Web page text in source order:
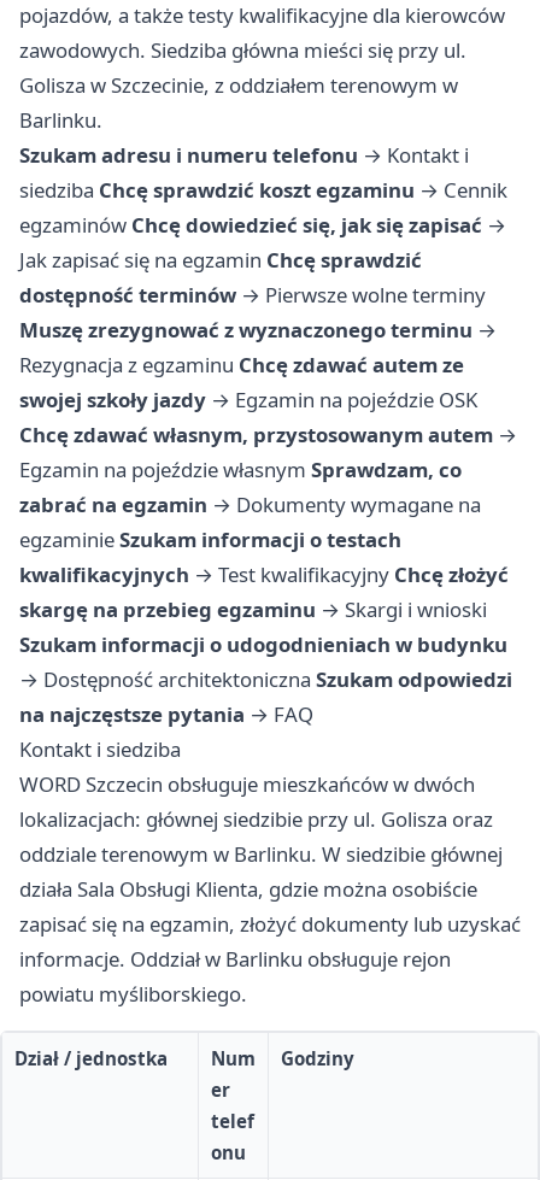
pojazdów, a także testy kwalifikacyjne dla kierowców
zawodowych. Siedziba główna mieści się przy ul.
Golisza w Szczecinie, z oddziałem terenowym w
Barlinku.
Szukam adresu i numeru telefonu → Kontakt i
siedziba Chcę sprawdzić koszt egzaminu → Cennik
egzaminów Chcę dowiedzieć się, jak się zapisać →
Jak zapisać się na egzamin Chcę sprawdzić
dostępność terminów → Pierwsze wolne terminy
Muszę zrezygnować z wyznaczonego terminu →
Rezygnacja z egzaminu Chcę zdawać autem ze
swojej szkoły jazdy → Egzamin na pojeździe OSK
Chcę zdawać własnym, przystosowanym autem →
Egzamin na pojeździe własnym Sprawdzam, co
zabrać na egzamin → Dokumenty wymagane na
egzaminieSzukam informacji o testach
kwalifikacyjnych → Test kwalifikacyjny Chcę złożyć
skargę na przebieg egzaminu → Skargi i wnioski
Szukam informacji o udogodnieniach w budynku
→ Dostępność architektoniczna Szukam odpowiedzi
na najczęstsze pytania → FAQ
Kontakt i siedziba
WORD Szczecin obsługuje mieszkańców w dwóch
lokalizacjach: głównej siedzibie przy ul. Golisza oraz
oddziale terenowym w Barlinku. W siedzibie głównej
działa Sala Obsługi Klienta, gdzie można osobiście
zapisać się na egzamin, złożyć dokumenty lub uzyskać
informacje. Oddział w Barlinku obsługuje rejon
powiatu myśliborskiego.
Dział / jednostka
Num
er
telef
onu
Godziny